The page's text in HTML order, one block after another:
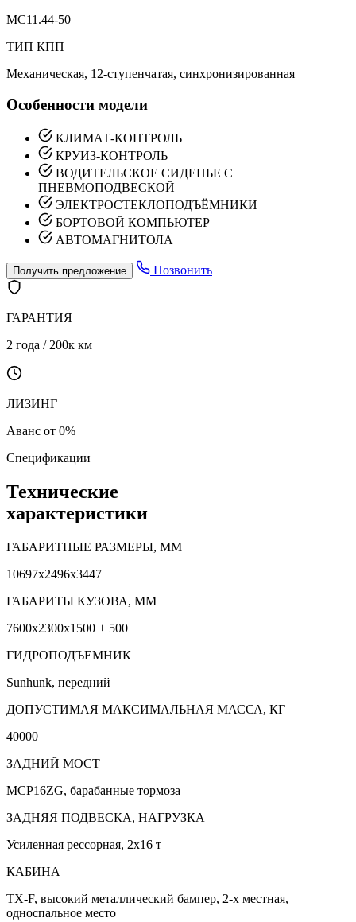
MC11.44-50
ТИП КПП
Механическая, 12-ступенчатая, синхронизированная
Особенности модели
КЛИМАТ-КОНТРОЛЬ
КРУИЗ-КОНТРОЛЬ
ВОДИТЕЛЬСКОЕ СИДЕНЬЕ С
ПНЕВМОПОДВЕСКОЙ
ЭЛЕКТРОСТЕКЛОПОДЪЁМНИКИ
БОРТОВОЙ КОМПЬЮТЕР
АВТОМАГНИТОЛА
Получить предложение Позвонить
ГАРАНТИЯ
2 года / 200к км
ЛИЗИНГ
Аванс от 0%
Спецификации
Технические
характеристики
ГАБАРИТНЫЕ РАЗМЕРЫ, ММ
10697x2496x3447
ГАБАРИТЫ КУЗОВА, ММ
7600x2300x1500 + 500
ГИДРОПОДЪЕМНИК
Sunhunk, передний
ДОПУСТИМАЯ МАКСИМАЛЬНАЯ МАССА, КГ
40000
ЗАДНИЙ МОСТ
MCP16ZG, барабанные тормоза
ЗАДНЯЯ ПОДВЕСКА, НАГРУЗКА
Усиленная рессорная, 2x16 т
КАБИНА
TX-F, высокий металлический бампер, 2-х местная,
односпальное место